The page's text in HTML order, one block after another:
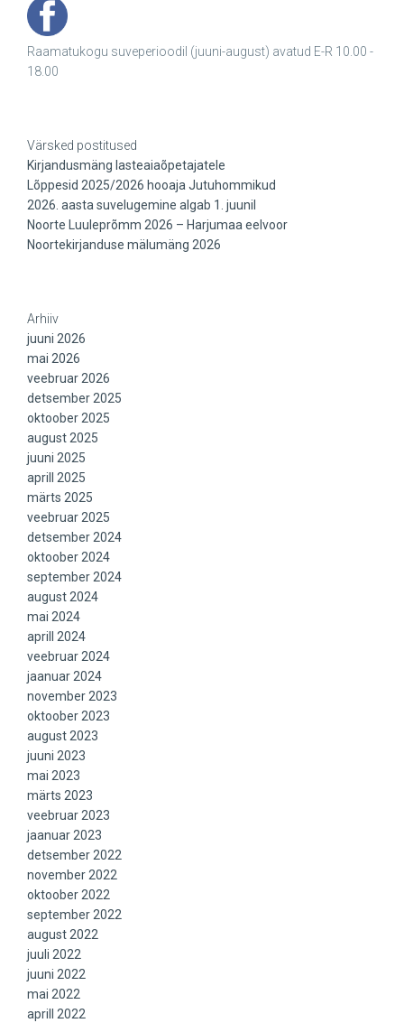
Raamatukogu suveperioodil (juuni-august) avatud E-R 10.00 -
18.00
Värsked postitused
Kirjandusmäng lasteaiaõpetajatele
Lõppesid 2025/2026 hooaja Jutuhommikud
2026. aasta suvelugemine algab 1. juunil
Noorte Luuleprõmm 2026 – Harjumaa eelvoor
Noortekirjanduse mälumäng 2026
Arhiiv
juuni 2026
mai 2026
veebruar 2026
detsember 2025
oktoober 2025
august 2025
juuni 2025
aprill 2025
märts 2025
veebruar 2025
detsember 2024
oktoober 2024
september 2024
august 2024
mai 2024
aprill 2024
veebruar 2024
jaanuar 2024
november 2023
oktoober 2023
august 2023
juuni 2023
mai 2023
märts 2023
veebruar 2023
jaanuar 2023
detsember 2022
november 2022
oktoober 2022
september 2022
august 2022
juuli 2022
juuni 2022
mai 2022
aprill 2022